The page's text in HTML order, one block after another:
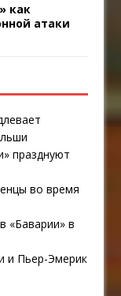
как
атаки
празднуют
во время
«Баварии» в
и Пьер-Эмерик